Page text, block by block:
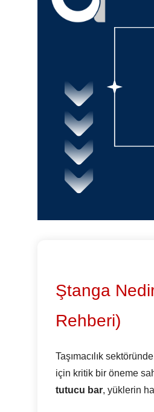
Ştanga
Rehberi)
Taşımacılık
için kritik bir öneme
tutucu bar, yüklerin